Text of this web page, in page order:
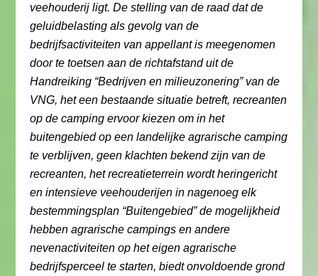
veehouderij ligt. De stelling van de raad dat de
geluidbelasting als gevolg van de
bedrijfsactiviteiten van appellant is meegenomen
door te toetsen aan de richtafstand uit de
Handreiking “Bedrijven en milieuzonering” van de
VNG, het een bestaande situatie betreft, recreanten
op de camping ervoor kiezen om in het
buitengebied op een landelijke agrarische camping
te verblijven, geen klachten bekend zijn van de
recreanten, het recreatieterrein wordt heringericht
en intensieve veehouderijen in nagenoeg elk
bestemmingsplan “Buitengebied” de mogelijkheid
hebben agrarische campings en andere
nevenactiviteiten op het eigen agrarische
bedrijfsperceel te starten, biedt onvoldoende grond